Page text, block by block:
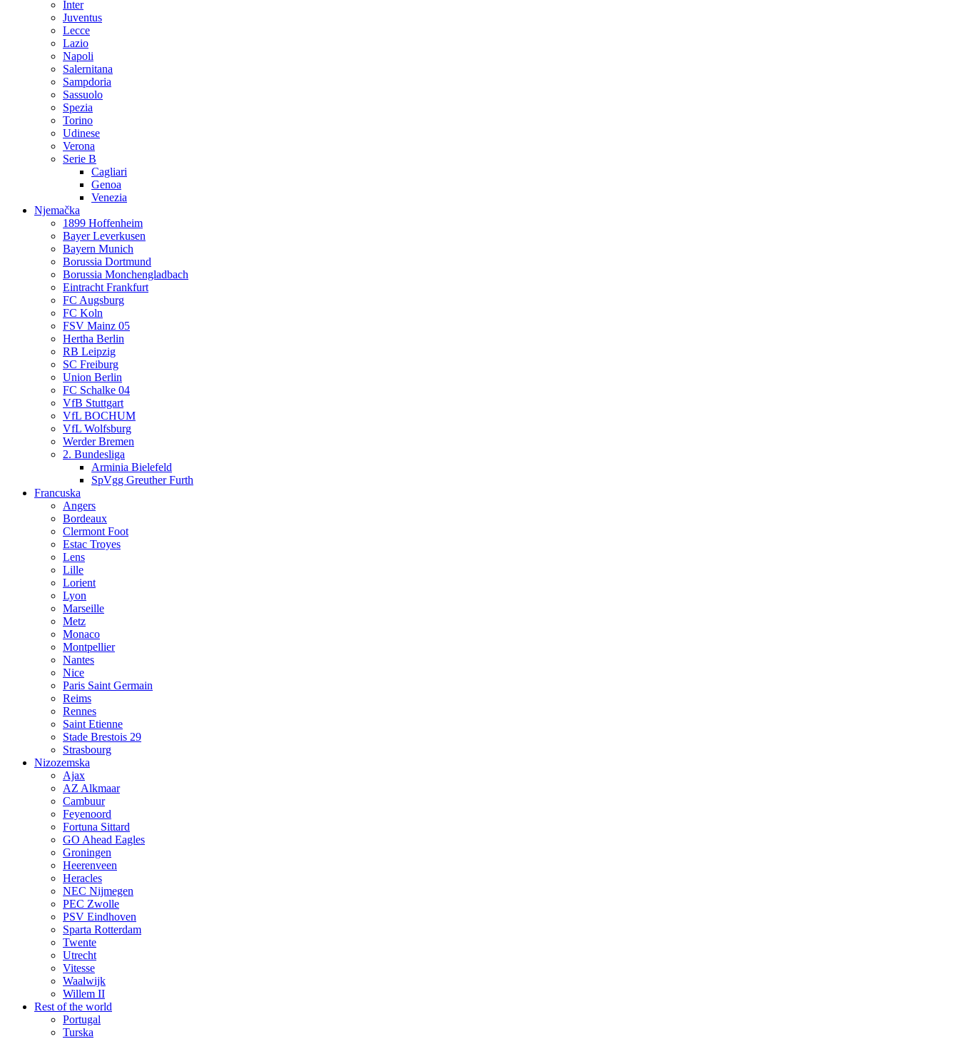
Inter
Juventus
Lecce
Lazio
Napoli
Salernitana
Sampdoria
Sassuolo
Spezia
Torino
Udinese
Verona
Serie B
Cagliari
Genoa
Venezia
Njemačka
1899 Hoffenheim
Bayer Leverkusen
Bayern Munich
Borussia Dortmund
Borussia Monchengladbach
Eintracht Frankfurt
FC Augsburg
FC Koln
FSV Mainz 05
Hertha Berlin
RB Leipzig
SC Freiburg
Union Berlin
FC Schalke 04
VfB Stuttgart
VfL BOCHUM
VfL Wolfsburg
Werder Bremen
2. Bundesliga
Arminia Bielefeld
SpVgg Greuther Furth
Francuska
Angers
Bordeaux
Clermont Foot
Estac Troyes
Lens
Lille
Lorient
Lyon
Marseille
Metz
Monaco
Montpellier
Nantes
Nice
Paris Saint Germain
Reims
Rennes
Saint Etienne
Stade Brestois 29
Strasbourg
Nizozemska
Ajax
AZ Alkmaar
Cambuur
Feyenoord
Fortuna Sittard
GO Ahead Eagles
Groningen
Heerenveen
Heracles
NEC Nijmegen
PEC Zwolle
PSV Eindhoven
Sparta Rotterdam
Twente
Utrecht
Vitesse
Waalwijk
Willem II
Rest of the world
Portugal
Turska